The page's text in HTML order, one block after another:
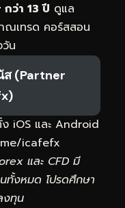
ว่า 13 ปี ดูแล
ณเทรด คอร์สสอน
น
ส (Partner
iOS และ Android
icafefx
และ CFD มี
ทั้งหมด โปรดศึกษา
งทุน